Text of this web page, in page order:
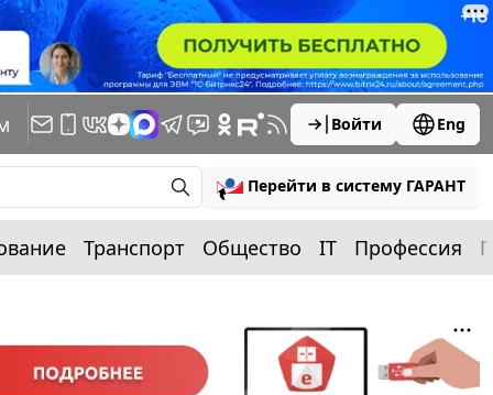
Войти Eng
Перейти в систему ГАРАНТ
Транспорт Общество IT Профессия